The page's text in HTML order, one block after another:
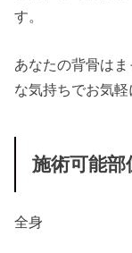
す。
あなたの背骨は
な気持ちでお気軽
施術可能部
全身